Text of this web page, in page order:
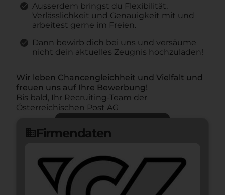
Ausserdem bringst du Flexibilität,
Verlässlichkeit und Genauigkeit mit und
arbeitest gerne im Freien.
Dann bewirb dich bei uns und versäume
nicht dein aktuelles Zeugnis hochzuladen!
Wir leben Chancengleichheit und Vielfalt und
freuen uns auf Ihre Bewerbung!
Bis bald, Ihr Recruiting-Team der
Österreichischen Post AG
domainFirmendaten